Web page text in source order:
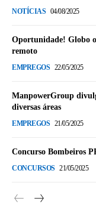
NOTÍCIAS 04/08/2025
Oportunidade! Globo
remoto
EMPREGOS 22/05/2025
ManpowerGroup
diversas áreas
EMPREGOS 21/05/2025
Concurso Bombeiros
CONCURSOS 21/05/2025